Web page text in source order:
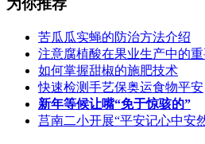
为你推荐
苦瓜瓜实蝇的防治方法介绍
注意腐植酸在果业生产中的
如何掌握甜椒的施肥技术
快速检测手艺保奥运食物平安
新年等候让嘴“免于惊骇的”
莒南二小开展“平安记心中安